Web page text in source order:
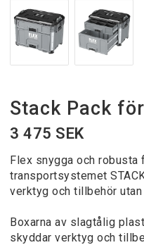
Stack Pack
3 475 SEK
Flex snygga och robusta
transportsystemet
verktyg och tillbehör utan
Boxarna av slagtålig
skyddar verktyg och